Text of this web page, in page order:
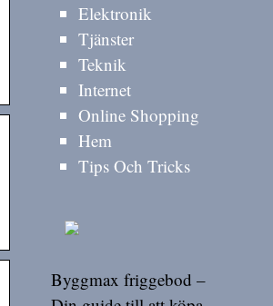
Elektronik
Tjänster
Teknik
Internet
Online Shopping
Hem
Tips Och Tricks
Byggmax friggebod –